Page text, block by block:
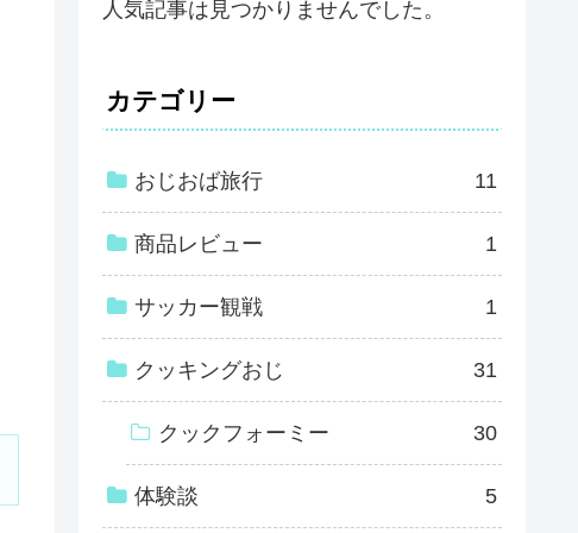
人気記事は見つかりませんでした。
カテゴリー
おじおば旅行 11
商品レビュー 1
サッカー観戦 1
クッキングおじ 31
クックフォーミー 30
体験談 5